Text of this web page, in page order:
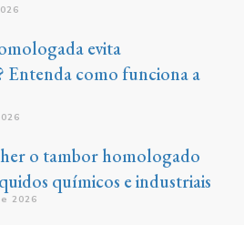
evita
Entenda como funciona a
o tambor homologado
químicos e industriais
2026